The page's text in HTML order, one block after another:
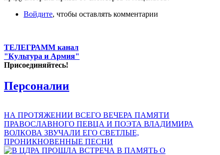
Войдите, чтобы оставлять комментарии
ТЕЛЕГРАММ канал
"Культура и Армия"
Присоединяйтесь!
Персоналии
НА ПРОТЯЖЕНИИ ВСЕГО ВЕЧЕРА ПАМЯТИ
ПРАВОСЛАВНОГО ПЕВЦА И ПОЭТА ВЛАДИМИРА
ВОЛКОВА ЗВУЧАЛИ ЕГО СВЕТЛЫЕ,
ПРОНИКНОВЕННЫЕ ПЕСНИ